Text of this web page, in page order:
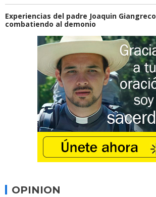
Experiencias del padre Joaquin Giangreco
combatiendo al demonio
OPINION